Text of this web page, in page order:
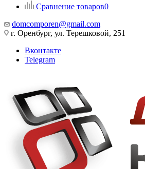
Сравнение товаров0
domcomporen@gmail.com
г. Оренбург, ул. Терешковой, 251
Вконтакте
Telegram